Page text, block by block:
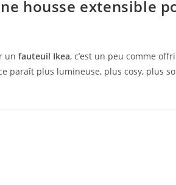
housse extensible
un fauteuil Ikea, c’est un peu comme
paraît plus lumineuse, plus cosy, plus